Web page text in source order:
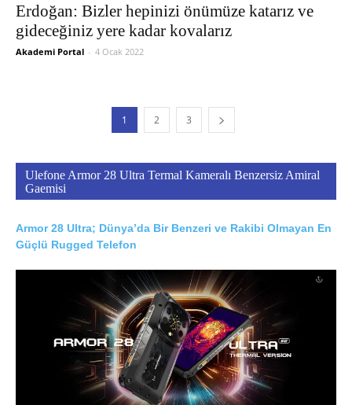
Erdoğan: Bizler hepinizi önümüze katarız ve
gideceğiniz yere kadar kovalarız
Akademi Portal - 4 Ocak 2022
1 2 3
Ulefone Armor 28 Ultra Termal Kameralı Benzersiz Amiral
Gaemisi
Armor 28 Ultra; Dünya’da Bir Benzeri ve Rakibi Olmayan En
Güçlü Rugged Telefon